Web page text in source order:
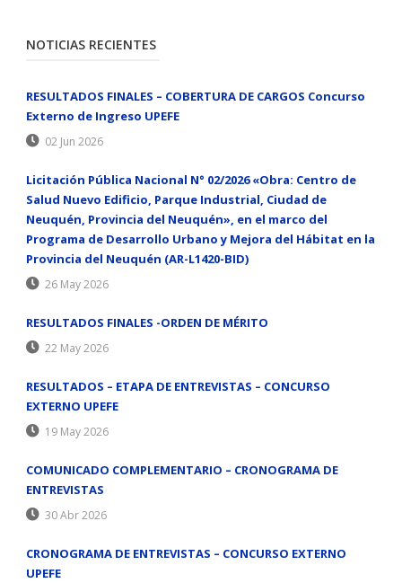
NOTICIAS RECIENTES
RESULTADOS FINALES – COBERTURA DE CARGOS Concurso
Externo de Ingreso UPEFE
02 Jun 2026
Licitación Pública Nacional N° 02/2026 «Obra: Centro de
Salud Nuevo Edificio, Parque Industrial, Ciudad de
Neuquén, Provincia del Neuquén», en el marco del
Programa de Desarrollo Urbano y Mejora del Hábitat en la
Provincia del Neuquén (AR-L1420-BID)
26 May 2026
RESULTADOS FINALES -ORDEN DE MÉRITO
22 May 2026
RESULTADOS – ETAPA DE ENTREVISTAS – CONCURSO
EXTERNO UPEFE
19 May 2026
COMUNICADO COMPLEMENTARIO – CRONOGRAMA DE
ENTREVISTAS
30 Abr 2026
CRONOGRAMA DE ENTREVISTAS – CONCURSO EXTERNO
UPEFE